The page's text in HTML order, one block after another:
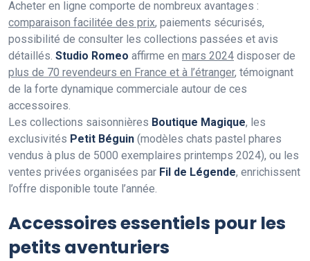
Acheter en ligne comporte de nombreux avantages :
comparaison facilitée des prix, paiements sécurisés,
possibilité de consulter les collections passées et avis
détaillés. Studio Romeo affirme en mars 2024 disposer de
plus de 70 revendeurs en France et à l’étranger, témoignant
de la forte dynamique commerciale autour de ces
accessoires.
Les collections saisonnières Boutique Magique, les
exclusivités Petit Béguin (modèles chats pastel phares
vendus à plus de 5000 exemplaires printemps 2024), ou les
ventes privées organisées par Fil de Légende, enrichissent
l’offre disponible toute l’année.
Accessoires essentiels pour les
petits aventuriers